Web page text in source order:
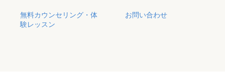
無料カウンセリング・体
験レッスン
お問い合わせ